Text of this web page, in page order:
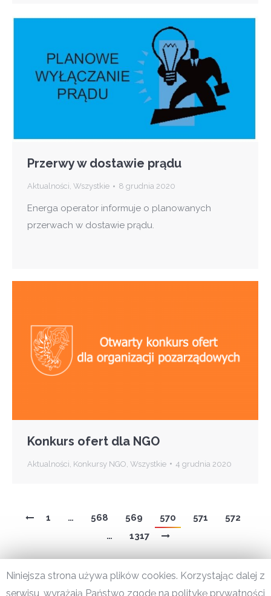
Przerwy w dostawie prądu
Aktualności, Wszystkie 8 grudnia 2020
Energa operator informuje o planowanych
przerwach w dostawie prądu.
Konkurs ofert dla NGO
Aktualności Konkursy NGO Wszystkie 4 grudnia 2020
1 … 568 569 570 571
572
…
1317
Niniejsza strona używa plików cookies. Korzystając dalej z
serwisu, wyrażają Państwo zgodę na politykę prywatności